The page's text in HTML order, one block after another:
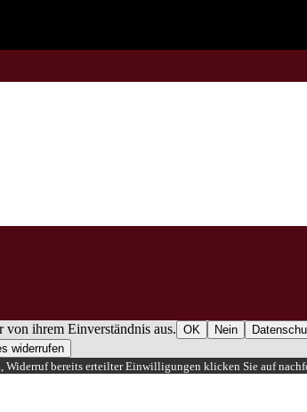
von ihrem Einverständnis aus. OK Nein
widerrufen
bereits erteilter Einwilligungen klicken Sie auf